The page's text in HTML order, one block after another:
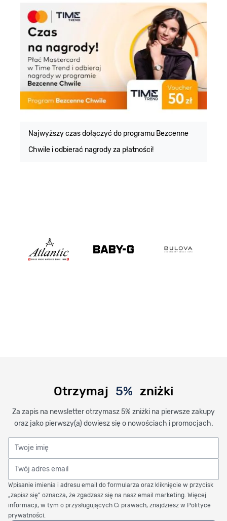
Najwyższy czas dołączyć do programu Bezcenne
Chwile i odbierać nagrody za płatności!
Otrzymaj 5% zniżki
Za zapis na newsletter otrzymasz 5% zniżki na pierwsze zakupy
oraz jako pierwszy(a) dowiesz się o nowościach i promocjach.
Twoje imię
Twój adres email
Wpisanie imienia i adresu email do formularza oraz kliknięcie w przycisk
„zapisz się” oznacza, że zgadzasz się na nasz email marketing. Więcej
informacji, w tym o przysługujących Ci prawach, znajdziesz w Polityce
prywatności.